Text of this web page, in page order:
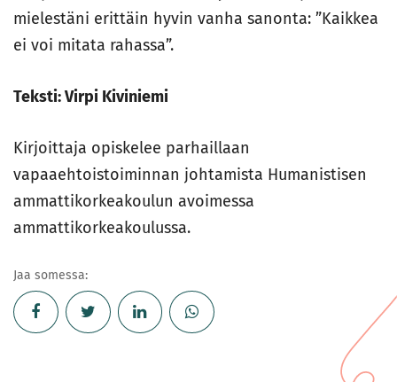
mielestäni erittäin hyvin vanha sanonta: ”Kaikkea
ei voi mitata rahassa”.
Teksti: Virpi Kiviniemi
Kirjoittaja opiskelee parhaillaan
vapaaehtoistoiminnan johtamista Humanistisen
ammattikorkeakoulun avoimessa
ammattikorkeakoulussa.
Jaa somessa: